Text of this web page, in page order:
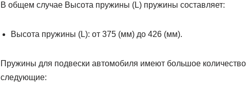
В общем случае Высота пружины (L) пружины составляет:
Высота пружины (L): от 375 (мм) до 426 (мм).
Пружины для подвески автомобиля имеют большое
следующие: